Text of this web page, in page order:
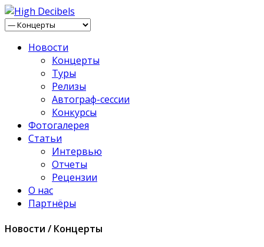
Новости
Концерты
Туры
Релизы
Автограф-сессии
Конкурсы
Фотогалерея
Статьи
Интервью
Отчеты
Рецензии
О нас
Партнёры
Новости / Концерты